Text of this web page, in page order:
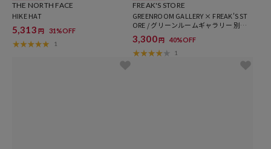
THE NORTH FACE
HIKE HAT
5,313 円 31%OFF
1
FREAK'S STORE
GREENROOM GALLERY × FREAK'S ST
ORE / グリーンルームギャラリー 別注
GH ハイクラウン メッシュキャップ
3,300円 40%OFF
1